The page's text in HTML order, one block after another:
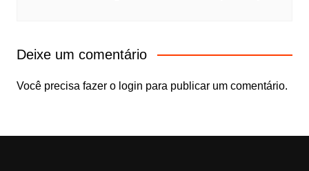
Deixe um comentário
Você precisa fazer o login para publicar um comentário.